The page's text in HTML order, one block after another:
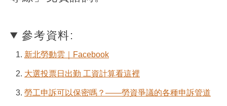
參考資料:
新北勞動雲｜Facebook
大選投票日出勤 工資計算看這裡
勞工申訴可以保密嗎？——勞資爭議的各種申訴管道